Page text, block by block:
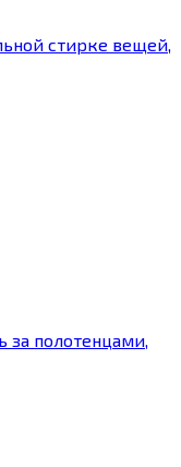
стирке вещей,
за полотенцами,